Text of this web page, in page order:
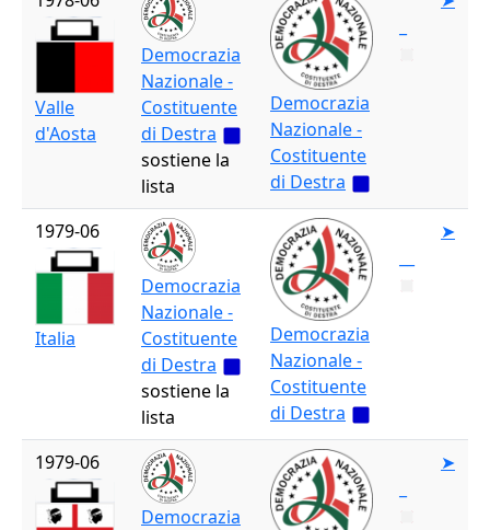
Valle
d'Aosta
Democrazia
Nazionale -
Costituente
di Destra
sostiene la
lista
Democrazia
Nazionale -
Costituente
di Destra
1979-06
Italia
Democrazia
Nazionale -
Costituente
di Destra
sostiene la
lista
Democrazia
Nazionale -
Costituente
di Destra
➤
1979-06
Democrazia
➤